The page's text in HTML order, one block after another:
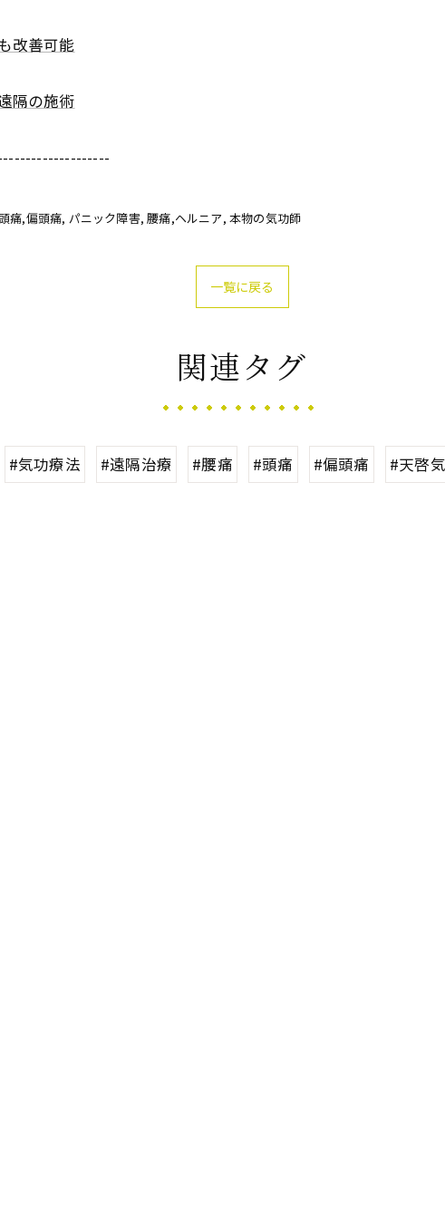
改善可能
隔の施術
痛,偏頭痛 パニック障害 腰痛,ヘルニア 本物の気功師
一覧に戻る
関連タグ
#気功療法 #遠隔治療 #腰痛 #頭痛 #偏頭痛 #天啓